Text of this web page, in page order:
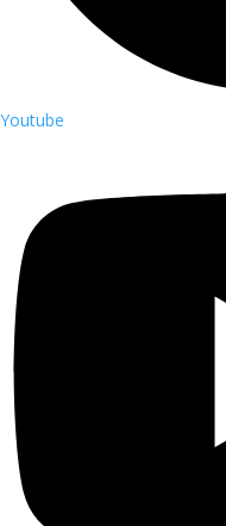
Youtube